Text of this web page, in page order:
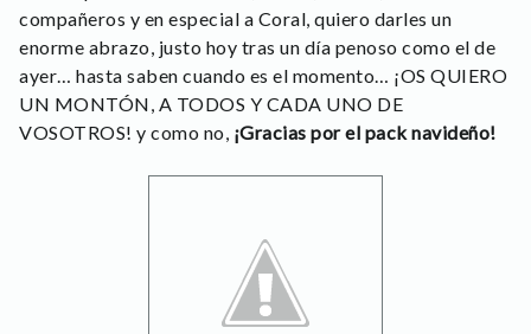
compañeros y en especial a Coral, quiero darles un
enorme abrazo, justo hoy tras un día penoso como el de
ayer… hasta saben cuando es el momento… ¡OS QUIERO
UN MONTÓN, A TODOS Y CADA UNO DE
VOSOTROS! y como no, ¡Gracias por el pack navideño!